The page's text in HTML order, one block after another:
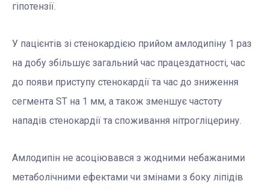
гіпотензії.
У пацієнтів зі стенокардією прийом амлодипіну 1 раз
на добу збільшує загальний час працездатності, час
до появи приступу стенокардії та час до зниження
сегмента ST на 1 мм, а також зменшує частоту
нападів стенокардії та споживання нітрогліцерину.
Амлодипін не асоціювався з жодними небажаними
метаболічними ефектами чи змінами з боку ліпідів